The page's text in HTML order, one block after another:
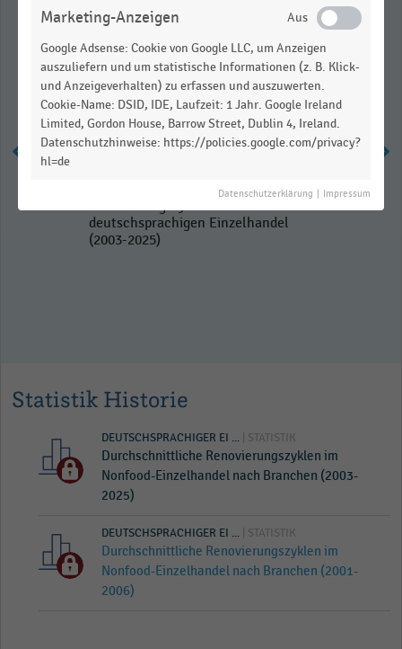
deutschsprachigen Einzelhandel
(2003-2025)
Statistik Historie
DEUTSCHSPRACHIGER EI ... | STATISTIK
Durchschnittliche Renovierungszyklen im
Nonfood-Einzelhandel nach Branchen (2003-
2025)
DEUTSCHSPRACHIGER EI ... | STATISTIK
Durchschnittliche Renovierungszyklen im
Nonfood-Einzelhandel nach Branchen (2001-
2006)
Marketing-Anzeigen
Google Adsense: Cookie von Google LLC, um Anzeigen
auszuliefern und um statistische Informationen (z. B. Klick-
und Anzeigeverhalten) zu erfassen und auszuwerten.
Cookie-Name: DSID, IDE, Laufzeit: 1 Jahr. Google Ireland
Limited, Gordon House, Barrow Street, Dublin 4, Ireland.
Datenschutzhinweise: https://policies.google.com/privacy?
hl=de
Datenschutzerklärung Impressum